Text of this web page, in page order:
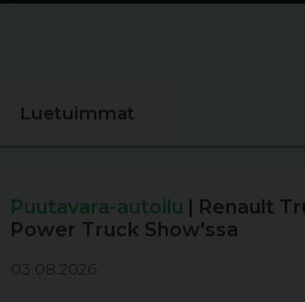
Luetuimmat
Puutavara-autoilu | Renault
Power Truck Show'ssa
03.08.2026